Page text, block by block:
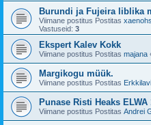
Burundi ja Fujeira liblika
Viimane postitus Postitas xaenohs
Vastuseid: 3
Ekspert Kalev Kokk
Viimane postitus Postitas majana
Margikogu müük.
Viimane postitus Postitas
Punase Risti Heaks ELWA
Viimane postitus Postitas Andrei